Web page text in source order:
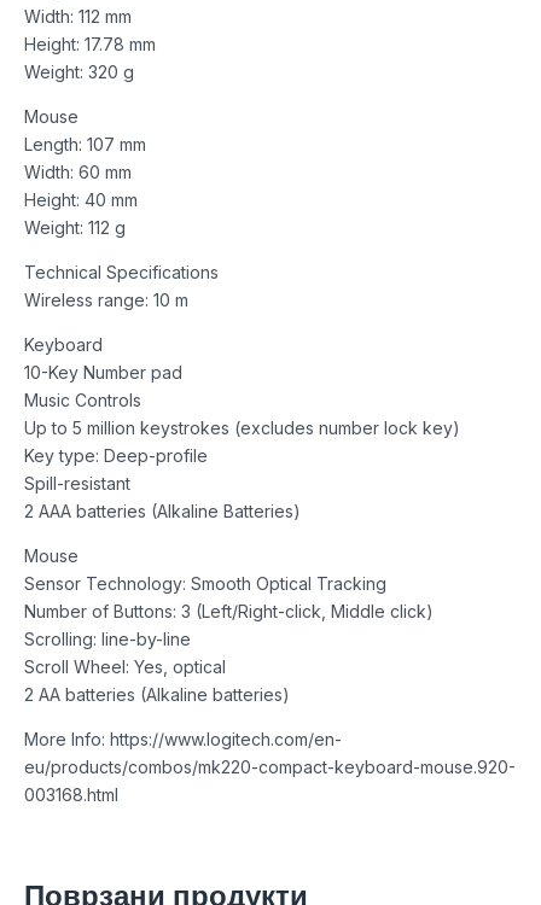
Width: 112 mm
Height: 17.78 mm
Weight: 320 g
Mouse
Length: 107 mm
Width: 60 mm
Height: 40 mm
Weight: 112 g
Technical Specifications
Wireless range: 10 m
Keyboard
10-Key Number pad
Music Controls
Up to 5 million keystrokes (excludes number lock key)
Key type: Deep-profile
Spill-resistant
2 AAA batteries (Alkaline Batteries)
Mouse
Sensor Technology: Smooth Optical Tracking
Number of Buttons: 3 (Left/Right-click, Middle click)
Scrolling: line-by-line
Scroll Wheel: Yes, optical
2 AA batteries (Alkaline batteries)
More Info: https://www.logitech.com/en-
eu/products/combos/mk220-compact-keyboard-mouse.920-
003168.html
Поврзани продукти